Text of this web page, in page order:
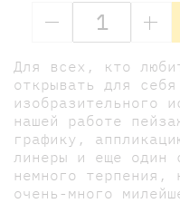
Для всех, кто
открывать для
изобразительного
нашей работе
графику,
линеры и еще один
немного терпения,
очень-много